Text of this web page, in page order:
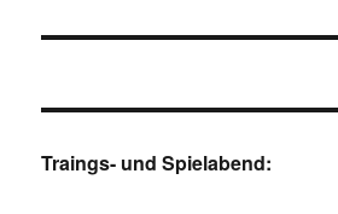
Traings- und Spielabend: